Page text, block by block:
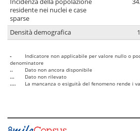
Incidenza della popolazione
residente nei nuclei e case
sparse
Densità demografica
-
Indicatore non applicabile per valore nullo o
denominatore
..
Dato non ancora disponibile
...
Dato non rilevato
....
La mancanza o esiguità del fenomeno rende i